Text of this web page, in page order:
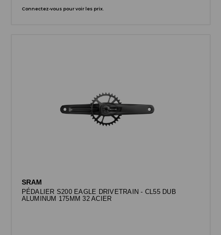
Connectez-vous pour voir les prix.
SRAM
PÉDALIER S200 EAGLE DRIVETRAIN - CL55 DUB
ALUMINUM 175MM 32 ACIER